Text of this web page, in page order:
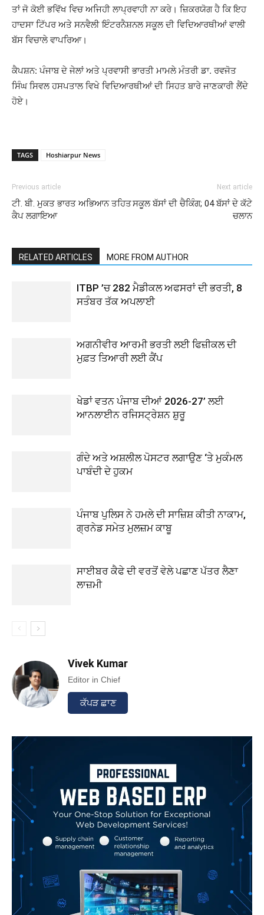
ਤਾਂ ਜੋ ਕੋਈ ਭਵਿੱਖ ਵਿਚ ਅਜਿਹੀ ਲਾਪ੍ਰਵਾਹੀ ਨਾ ਕਰੇ। ਜ਼ਿਕਰਯੋਗ ਹੈ ਕਿ ਇਹ
ਹਾਦਸਾ ਟਿੱਪਰ ਅਤੇ ਸਨਵੈਲੀ ਇੰਟਰਨੈਸ਼ਨਲ ਸਕੂਲ ਦੀ ਵਿਦਿਆਰਥੀਆਂ ਵਾਲੀ
ਬੱਸ ਵਿਚਾਲੇ ਵਾਪਰਿਆ।
ਕੈਪਸ਼ਨ: ਪੰਜਾਬ ਦੇ ਜੇਲਾਂ ਅਤੇ ਪ੍ਰਵਾਸੀ ਭਾਰਤੀ ਮਾਮਲੇ ਮੰਤਰੀ ਡਾ. ਰਵਜੋਤ
ਸਿੰਘ ਸਿਵਲ ਹਸਪਤਾਲ ਵਿਖੇ ਵਿਦਿਆਰਥੀਆਂ ਦੀ ਸਿਹਤ ਬਾਰੇ ਜਾਣਕਾਰੀ ਲੈਂਦੇ
ਹੋਏ।
TAGS Hoshiarpur News
Previous article
ਟੀ. ਬੀ. ਮੁਕਤ ਭਾਰਤ ਅਭਿਆਨ ਤਹਿਤ
ਕੈਪ ਲਗਾਇਆ
Next article
ਸਕੂਲ ਬੱਸਾਂ ਦੀ ਚੈਕਿੰਗ; 04 ਬੱਸਾਂ ਦੇ ਕੱਟੇ
ਚਲਾਨ
RELATED ARTICLES MORE FROM AUTHOR
ITBP ’ਚ 282 ਮੈਡੀਕਲ ਅਫਸਰਾਂ ਦੀ ਭਰਤੀ, 8
ਸਤੰਬਰ ਤੱਕ ਅਪਲਾਈ
ਅਗਨੀਵੀਰ ਆਰਮੀ ਭਰਤੀ ਲਈ ਫਿਜ਼ੀਕਲ ਦੀ
ਮੁਫ਼ਤ ਤਿਆਰੀ ਲਈ ਕੈਂਪ
ਖੇਡਾਂ ਵਤਨ ਪੰਜਾਬ ਦੀਆਂ 2026-27’ ਲਈ
ਆਨਲਾਈਨ ਰਜਿਸਟ੍ਰੇਸ਼ਨ ਸ਼ੁਰੂ
ਗੰਦੇ ਅਤੇ ਅਸ਼ਲੀਲ ਪੋਸਟਰ ਲਗਾਉਣ ‘ਤੇ ਮੁਕੰਮਲ
ਪਾਬੰਦੀ ਦੇ ਹੁਕਮ
ਪੰਜਾਬ ਪੁਲਿਸ ਨੇ ਹਮਲੇ ਦੀ ਸਾਜ਼ਿਸ਼ ਕੀਤੀ ਨਾਕਾਮ,
ਗ੍ਰਨੇਡ ਸਮੇਤ ਮੁਲਜ਼ਮ ਕਾਬੂ
ਸਾਈਬਰ ਕੈਫੇ ਦੀ ਵਰਤੋਂ ਵੇਲੇ ਪਛਾਣ ਪੱਤਰ ਲੈਣਾ
ਲਾਜ਼ਮੀ
Vivek Kumar
Editor in Chief
ਕੱਪੜ ਛਾਣ